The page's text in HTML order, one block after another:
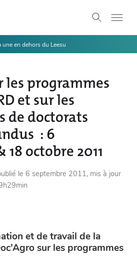
une en dehors du Leesu
les programmes
et sur les
de doctorats
: 6
octobre 2011
le 6 septembre 2011, mis à jour
et de travail de la
sur les programmes